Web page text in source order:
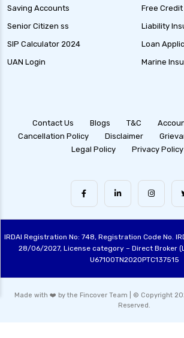
Saving Accounts
Senior Citizen ss
SIP Calculator 2024
UAN Login
Free Credit
Liability
Loan
Marine
Contact Us Blogs T&C
Cancellation Policy
Disclaimer
Legal Policy
Privacy Policy
IRDAI Registration No: 748, Registration Code No.
28/06/2027, License category – Direct Broker
U67100TN2020PTC137515
Made with ❤️ by the Fincover Team | © Copyright
Reserved.